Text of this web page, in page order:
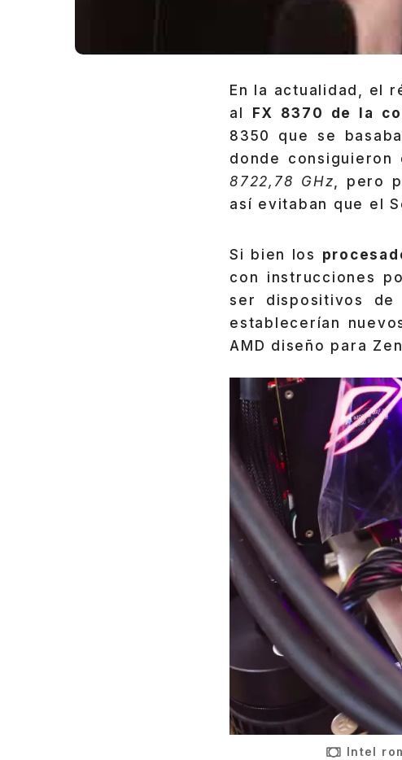
En la actualidad, el
al
FX 8370 de la
8350 que se
donde
8722,78 GHz, pero
así evitaban que el
Si bien los
con instrucciones
ser dispositivos de
establecerían
AMD diseño para
Intel